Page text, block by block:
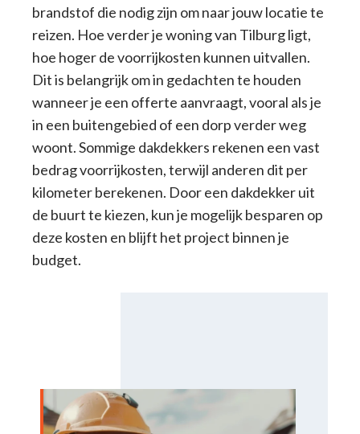
brandstof die nodig zijn om naar jouw locatie te
reizen. Hoe verder je woning van Tilburg ligt,
hoe hoger de voorrijkosten kunnen uitvallen.
Dit is belangrijk om in gedachten te houden
wanneer je een offerte aanvraagt, vooral als je
in een buitengebied of een dorp verder weg
woont. Sommige dakdekkers rekenen een vast
bedrag voorrijkosten, terwijl anderen dit per
kilometer berekenen. Door een dakdekker uit
de buurt te kiezen, kun je mogelijk besparen op
deze kosten en blijft het project binnen je
budget.